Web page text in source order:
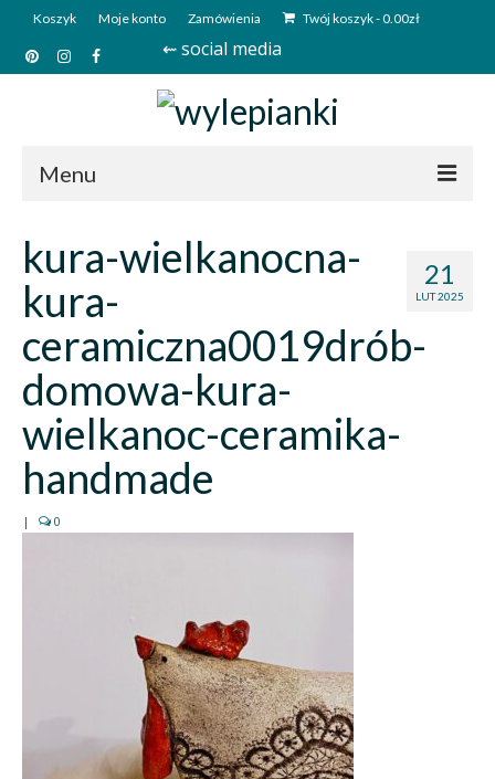
Koszyk Moje konto Zamówienia Twój koszyk-0.00zł
⇜ social media
Menu
Sklep
Kim jesteśmy?
Deutsch
21
LUT 2025
kura-wielkanocna-
kura-
ceramiczna0019drób-
domowa-kura-
wielkanoc-ceramika-
handmade
| 0